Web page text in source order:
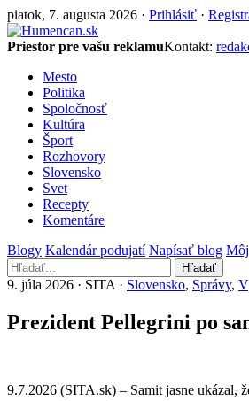
piatok, 7. augusta 2026 · Prihlásiť ·
Priestor pre vašu reklamuKontakt:
Mesto
Politika
Spoločnosť
Kultúra
Šport
Rozhovory
Slovensko
Svet
Recepty
Komentáre
Blogy Kalendár podujatí Napísať blog
Hľadať
9. júla 2026 · SITA · Slovensko, Správy,
Prezident Pellegrini po
9.7.2026 (SITA.sk) – Samit jasne ukázal,